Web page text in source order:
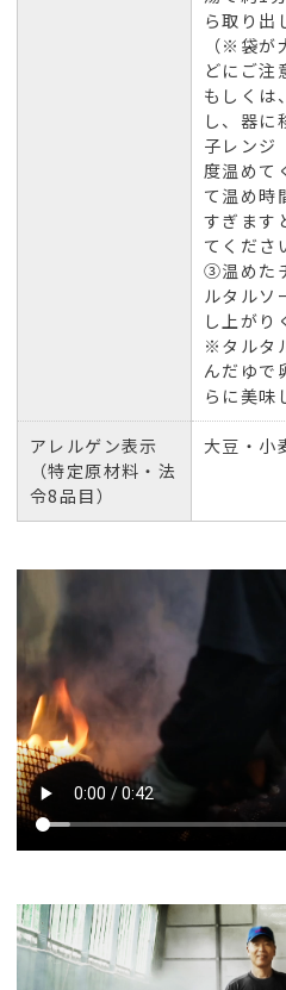
ら取り出
（※袋が
どにご注
もしくは
し、器に
子レンジ
度温めて
て温め時
すぎます
てくださ
③温めた
ルタルソ
し上がり
※タルタ
んだゆで
らに美味
アレルゲン表示
（特定原材料・法
令8品目）
大豆・小